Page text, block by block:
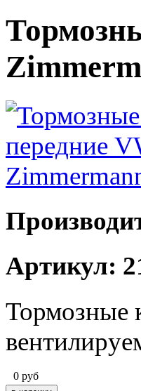
Артикул:
Тормозные
0 руб